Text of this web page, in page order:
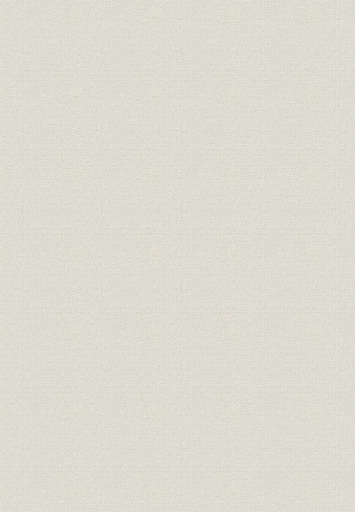
事業所
大正10年2月新築の本社社屋(鎧
河岸)
大正10年
事業所 関東大震災以前の本社社屋付近 [大正12年
事業所;災害
関東大震災で類焼した本社の内
部
[大正12年
広告宣伝;事業所
保険金即時支払の広告と震災後
の本社付近の様子
[大正13年
商品;経営
「改正種類」の保険証券(明治37
年)と生命保険契約案内
明治37年
営業;関係会社 年度末代理店数の推移
明治33年
年度(1926
広告宣伝
「普通養老保険案内」「特別養
老保険案内」
[大正4年
売上 主な収入
明治27年
年度(1926
資産 資産内訳
明治27年
年度(1926
資産;業界 資産規模の比較
大正2年度
度(1926年